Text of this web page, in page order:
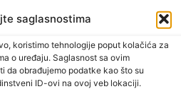
saglasnostima
koristimo tehnologije poput kolačića za
o uređaju. Saglasnost sa ovim
da obrađujemo podatke kao što su
ID-ovi na ovoj veb lokaciji.